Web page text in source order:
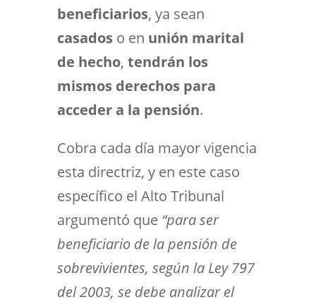
beneficiarios, ya sean
casadoso en unión marital
de hecho, tendrán los
mismos derechos para
acceder a la pensión.
Cobra cada día mayor vigencia
esta directriz, y en este caso
específico el Alto Tribunal
argumentó que “para ser
beneficiario de la pensión de
sobrevivientes, según la Ley 797
del 2003, se debe analizar el